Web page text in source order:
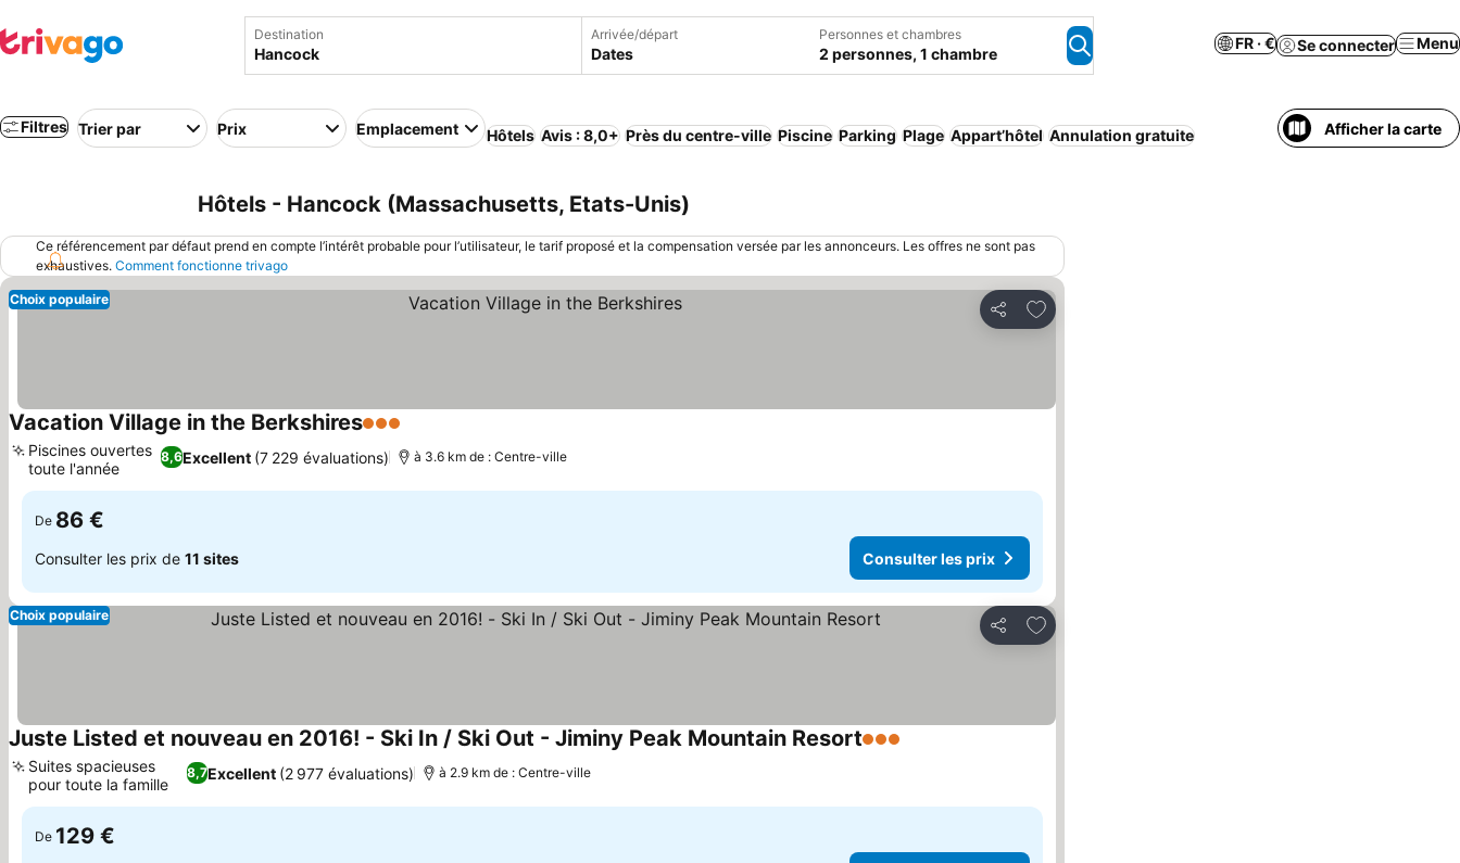
Destination Arrivée/départ
Dates
Personnes et chambres
2 personnes, 1 chambre
FR · € Se connecter Menu
Filtres Trier par Prix Emplacement Hôtels Avis : 8,0+ Près du centre-ville Piscine Parking Plage Appart’hôtel Annulation gratuite Afficher la carte
Hôtels - Hancock (Massachusetts, Etats-Unis)
Ce référencement par défaut prend en compte l’intérêt probable pour l’utilisateur, le tarif proposé et la compensation versée par les annonceurs. Les offres ne sont pas
exhaustives. Comment fonctionne trivago
Partager
Ajouter à mes favoris
Choix populaire
Vacation Village in the Berkshires3 Étoiles
8,6Excellent (7 229 évaluations)
Piscines ouvertes
toute l'année
à 3.6 km de : Centre-ville
De 86 €
Consulter les prix de 11 sites Consulter les prix
Partager
Ajouter à mes favoris
Choix populaire
Juste Listed et nouveau en 2016! - Ski In / Ski Out - Jiminy Peak Mountain Resort3 Étoiles
8,7Excellent (2 977 évaluations)
Suites spacieuses
pour toute la famille
à 2.9 km de : Centre-ville
De 129 €